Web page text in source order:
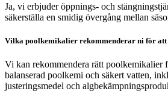
Ja, vi erbjuder öppnings- och
säkerställa en smidig övergång mellan
Vilka poolkemikalier rekommenderar ni för
Vi kan rekommendera rätt poolkemikalier
balanserad poolkemi och säkert vatten,
justeringsmedel och